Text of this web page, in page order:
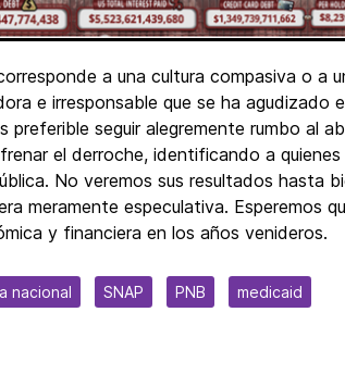
a una cultura compasiva o a
e irresponsable que se ha agudizado
seguir alegremente rumbo al
el derroche, identificando a
No veremos sus resultados hasta
meramente especulativa. Esperemos
y financiera en los años venideros.
nacional SNAP PNB medicaid